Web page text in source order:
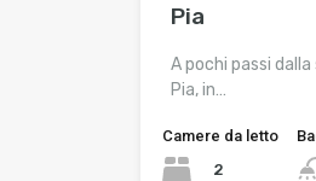
Pia
A pochi passi
Pia, in…
Camere da letto
2